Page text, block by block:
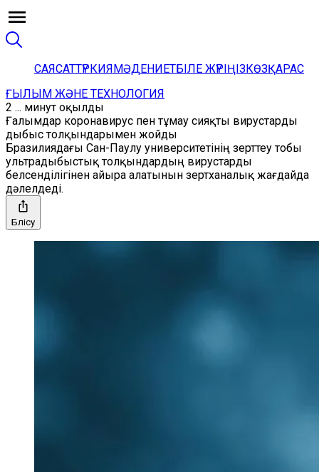
САЯСАТТҮРКИЯМӘДЕНИЕТБІЛЕ ЖҮРІҢІЗКӨЗҚАРАС
ҒЫЛЫМ ЖӘНЕ ТЕХНОЛОГИЯ
2 ... минут оқылды
Ғалымдар коронавирус пен тұмау сияқты вирустарды
дыбыс толқындарымен жойды
Бразилиядағы Сан-Паулу университетінің зерттеу тобы
ультрадыбыстық толқындардың вирустарды
белсенділігінен айыра алатынын зертханалық жағдайда
дәлелдеді.
Бөлісу